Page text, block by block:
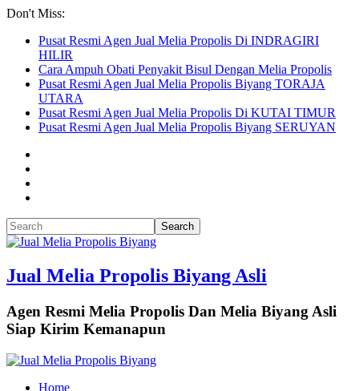
Don't Miss:
Pusat Resmi Agen Jual Melia Propolis Di INDRAGIRI
HILIR
Cara Ampuh Obati Penyakit Bisul Dengan Melia Propolis
Pusat Resmi Agen Jual Melia Propolis Biyang TORAJA
UTARA
Pusat Resmi Agen Jual Melia Propolis Di KUTAI TIMUR
Pusat Resmi Agen Jual Melia Propolis Biyang SERUYAN
Jual Melia Propolis Biyang Asli
Agen Resmi Melia Propolis Dan Melia Biyang Asli
Siap Kirim Kemanapun
Home